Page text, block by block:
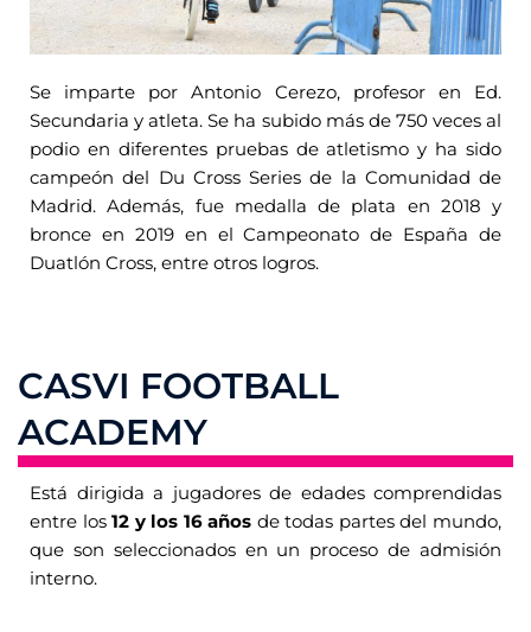
Se imparte por Antonio Cerezo, profesor en Ed.
Secundaria y atleta. Se ha subido más de 750 veces al
podio en diferentes pruebas de atletismo y ha sido
campeón del Du Cross Series de la Comunidad de
Madrid. Además, fue medalla de plata en 2018 y
bronce en 2019 en el Campeonato de España de
Duatlón Cross, entre otros logros.
CASVI FOOTBALL
ACADEMY
Está dirigida a jugadores de edades comprendidas
entre los12 y los 16 años de todas partes del mundo,
que son seleccionados en un proceso de admisión
interno.